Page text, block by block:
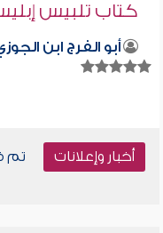
كتاب تلبيس إبليس
أبو الفرج ابن
أخبار وإعلانات
تم